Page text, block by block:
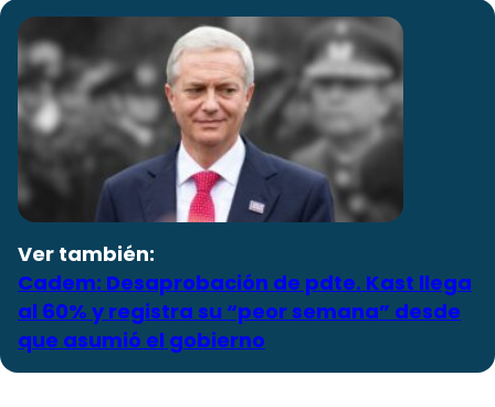
Ver también:
Cadem: Desaprobación de pdte. Kast llega
al 60% y registra su “peor semana” desde
que asumió el gobierno